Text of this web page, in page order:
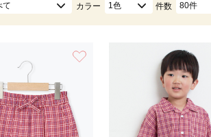
て カラー 1色 件数 80件